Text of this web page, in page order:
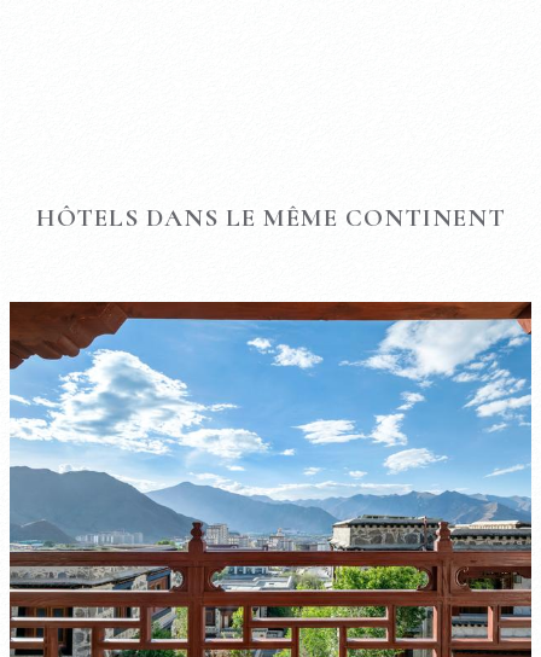
HÔTELS DANS LE MÊME CONTINENT